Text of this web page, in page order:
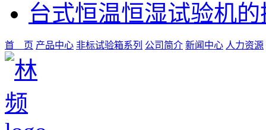
台式恒温恒湿试验机
首 页 产品中心 非标试验箱系列 公司简介 新闻中心 人力资源